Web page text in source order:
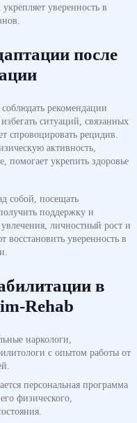
уверенность в
после
рекомендации
ситуаций, связанных
спровоцировать рецидив.
активность,
помогает укрепить здоровье
собой, посещать
поддержку и
личностный рост и
восстановить уверенность в
в
Rehab
наркологи,
с опытом работы от
персональная программа
физического,